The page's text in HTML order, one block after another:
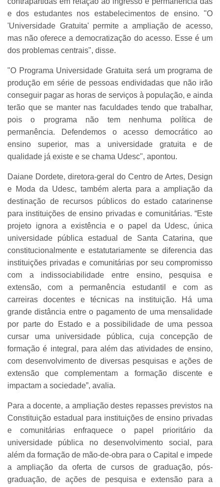
e dos estudantes nos estabelecimentos de ensino. "O
'Universidade Gratuita' permite a ampliação de acesso,
mas não oferece a democratização do acesso. Esse é um
dos problemas centrais", disse.
"O Programa Universidade Gratuita será um programa de
produção em série de pessoas endividadas que não irão
conseguir pagar as horas de serviços à população, e ainda
terão que se manter nas faculdades tendo que trabalhar,
pois o programa não tem nenhuma política de
permanência. Defendemos o acesso democrático ao
ensino superior, mas a universidade gratuita e de
qualidade já existe e se chama Udesc", apontou.
Daiane Dordete, diretora-geral do Centro de Artes, Design
e Moda da Udesc, também alerta para a ampliação da
destinação de recursos públicos do estado catarinense
para instituições de ensino privadas e comunitárias. “Este
projeto ignora a existência e o papel da Udesc, única
universidade pública estadual de Santa Catarina, que
constitucionalmente e estatutariamente se diferencia das
instituições privadas e comunitárias por seu compromisso
com a indissociabilidade entre ensino, pesquisa e
extensão, com a permanência estudantil e com as
carreiras docentes e técnicas na instituição. Há uma
grande distância entre o pagamento de uma mensalidade
por parte do Estado e a possibilidade de uma pessoa
cursar uma universidade pública, cuja concepção de
formação é integral, para além das atividades de ensino,
com desenvolvimento de diversas pesquisas e ações de
extensão que complementam a formação discente e
impactam a sociedade”, avalia.
Para a docente, a ampliação destes repasses previstos na
Constituição estadual para instituições de ensino privadas
e comunitárias enfraquece o papel prioritário da
universidade pública no desenvolvimento social, para
além da formação de mão-de-obra para o Capital e impede
a ampliação da oferta de cursos de graduação, pós-
graduação, de ações de pesquisa e extensão para a